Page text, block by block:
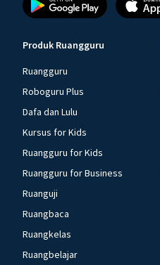
Produk Ruangguru
Ruangguru
Roboguru Plus
Dafa dan Lulu
Kursus for Kids
Ruangguru for Kids
Ruangguru for Business
Ruanguji
Ruangbaca
Ruangkelas
Ruangbelajar